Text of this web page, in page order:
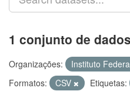
1 conjunto de
Organizações: Instituto
Formatos:
CSV Etiquetas: